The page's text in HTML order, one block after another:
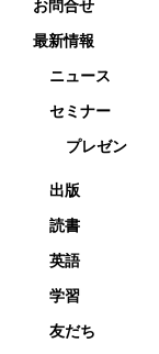
お問合せ
最新情報
ニュース
セミナー
プレゼン
出版
読書
英語
学習
友だち